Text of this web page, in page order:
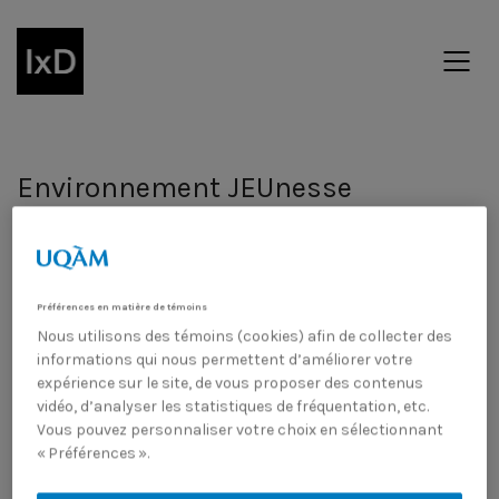
Environnement JEUnesse
Myriam Rouleau
Créé en 1979, ENvironnement JEUnesse (ENJEU) est un
organisme d’éducation relative à l’environnement qui
vise à conscientiser les jeunes du Québec aux enjeux
environnementaux, les outiller à travers ses projets
éducatifs et les inciter à agir dans leur milieu. En faisant
la refonte de leur site web, je souhaitais adopter une
approche d’écoconception afin de mieux refléter les
l’heure actuelle, le site web n’est pas optimisé et
Préférences en matière de témoins
Nous utilisons des témoins (cookies) afin de collecter des
informations qui nous permettent d’améliorer votre
expérience sur le site, de vous proposer des contenus
vidéo, d’analyser les statistiques de fréquentation, etc.
Vous pouvez personnaliser votre choix en sélectionnant
« Préférences ».